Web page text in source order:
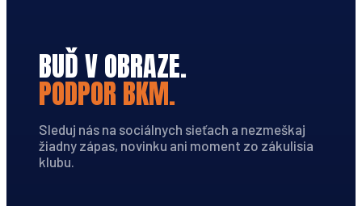
BUĎ V OBRAZE.
PODPOR BKM.
Sleduj nás na sociálnych sieťach a nezmeškaj
žiadny zápas, novinku ani moment zo zákulisia
klubu.